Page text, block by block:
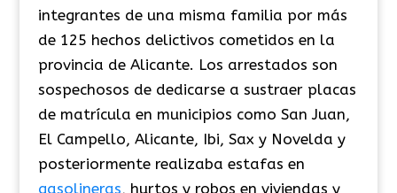
integrantes de una misma familia por más
de 125 hechos delictivos cometidos en la
provincia de Alicante. Los arrestados son
sospechosos de dedicarse a sustraer placas
de matrícula en municipios como San Juan,
El Campello, Alicante, Ibi, Sax y Novelda y
posteriormente realizaba estafas en
gasolineras, hurtos y robos en viviendas y